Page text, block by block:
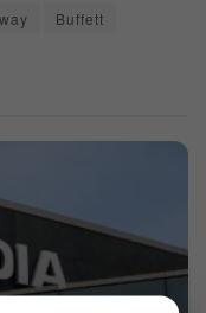
Buffett